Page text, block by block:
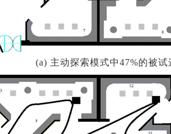
(a) 主动探索模式中47%的被